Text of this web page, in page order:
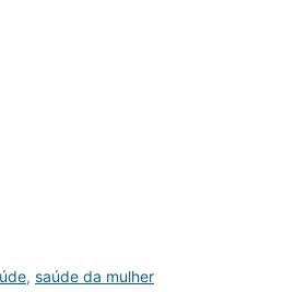
, saúde da mulher